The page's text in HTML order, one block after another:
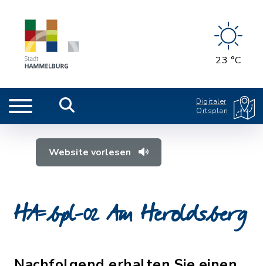
23 °C
Digitaler
Ortsplan
Website vorlesen
HA-bpl-02 Am Heroldsberg